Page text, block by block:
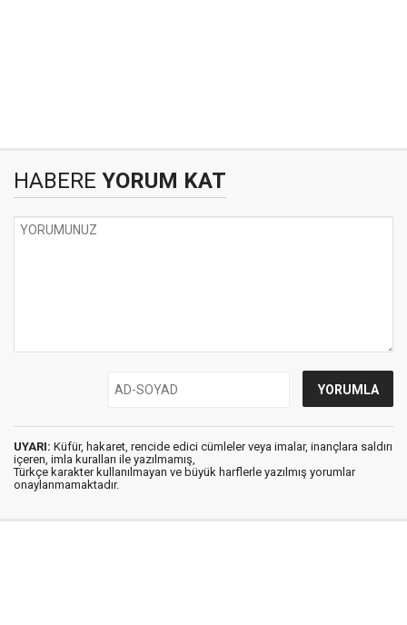
HABERE YORUM KAT
UYARI: Küfür, hakaret, rencide edici cümleler veya imalar, inançlara saldırı
içeren, imla kuralları ile yazılmamış,
Türkçe karakter kullanılmayan ve büyük harflerle yazılmış yorumlar
onaylanmamaktadır.